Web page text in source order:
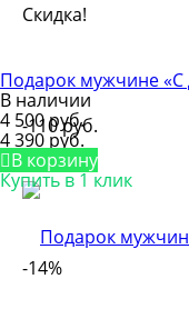
Скидка!
-110 руб.
Подарок мужчине
В наличии
4 500 руб.
4 390 руб.
В корзину
Купить в 1 клик
-14%